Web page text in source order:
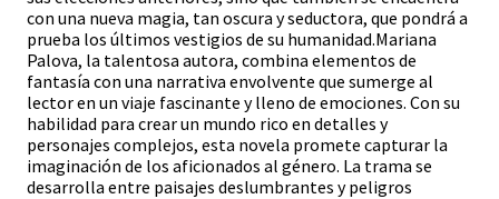
con una nueva magia, tan oscura y seductora, que pondrá a
prueba los últimos vestigios de su humanidad.Mariana
Palova, la talentosa autora, combina elementos de
fantasía con una narrativa envolvente que sumerge al
lector en un viaje fascinante y lleno de emociones. Con su
habilidad para crear un mundo rico en detalles y
personajes complejos, esta novela promete capturar la
imaginación de los aficionados al género. La trama se
desarrolla entre paisajes deslumbrantes y peligros